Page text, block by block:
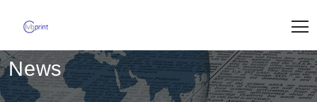
content
News